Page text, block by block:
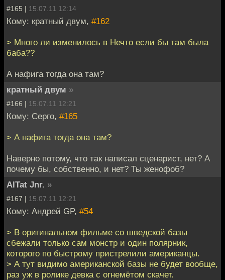
#165 | 15.07.11 12:14
Кому: кратный двум, #162
> Много ли изменилось в Нечто если бы там была
баба??
А нафига тогда она там?
кратный двум »
#166 | 15.07.11 12:21
Кому: Серго, #165
> А нафига тогда она там?
Наверно потому, что так написал сценарист, нет? А
почему бы, собственно, и нет? Ты женофоб?
AlTat Jnr. »
#167 | 15.07.11 12:21
Кому: Андрей GP, #54
> В оригинальном фильме со шведской базы
сбежали только сам монстр и один полярник,
которого по быстрому пристрелили американцы.
> А тут видимо американской базы не будет вообще,
раз уж в ролике девка с огнемётом скачет.